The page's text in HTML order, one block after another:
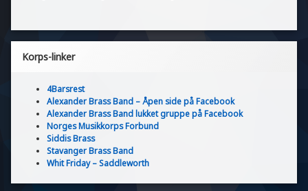
Korps-linker
4Barsrest
Alexander Brass Band – Åpen side på Facebook
Alexander Brass Band lukket gruppe på Facebook
Norges Musikkorps Forbund
Siddis Brass
Stavanger Brass Band
Whit Friday – Saddleworth